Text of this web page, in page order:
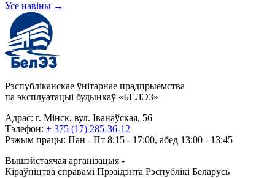
Усе навіны →
Рэспубліканскае ўнітарнае прадпрыемства
па эксплуатацыі будынкаў «БЕЛЭЗ»
Адрас: г. Мінск, вул. Іванаўская, 56
Тэлефон: + 375 (17) 285-36-12
Рэжым працы: Пан - Пт 8:15 - 17:00, абед 13:00 - 13:45
Вышэйстаячая арганізацыя -
Кіраўніцтва справамі Прэзідэнта Рэспублікі Беларусь